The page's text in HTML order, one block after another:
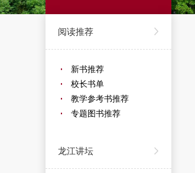
阅读推荐
新书推荐
校长书单
教学参考书推荐
专题图书推荐
龙江讲坛